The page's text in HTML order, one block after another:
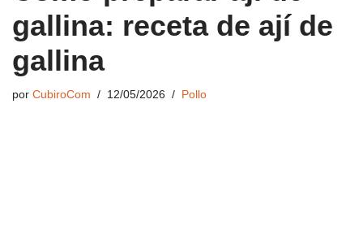
gallina: receta de ají de
gallina
por CubiroCom 12/05/2026 Pollo